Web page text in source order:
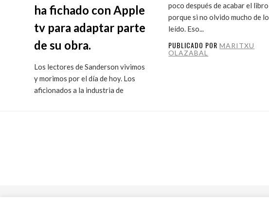
ha fichado con Apple
tv para adaptar parte
de su obra.
Los lectores de Sanderson vivimos
y morimos por el día de hoy. Los
aficionados a la industria de
poco después de acabar el libro
porque si no olvido mucho de lo
leído. Eso...
PUBLICADO PORMARITXU
OLAZABAL